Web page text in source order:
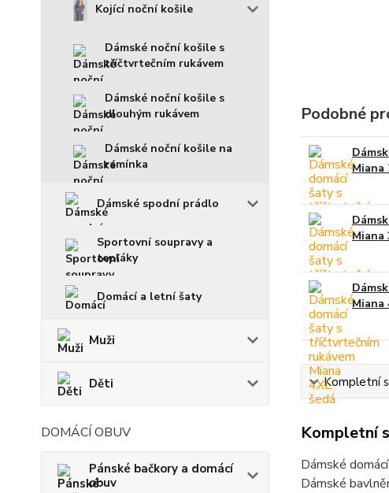
Kojící noční košile
Dámské noční košile s
tříčtvrtečním rukávem
Dámské noční košile s
dlouhým rukávem
Dámské noční košile na
ramínka
Dámské spodní prádlo
Sportovní soupravy a
tepláky
Domácí a letní šaty
Muži
Děti
DOMÁCÍ OBUV
Pánské bačkory a domácí
obuv
Podobné
Miana
Miana
Miana
Kompletní
Kompletní
Dámské
Dámské